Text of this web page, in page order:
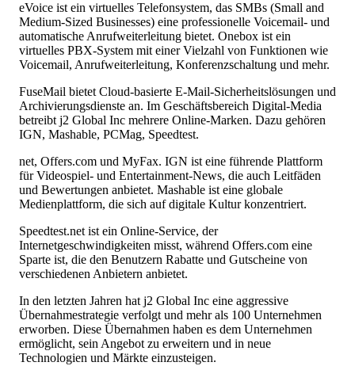
eVoice ist ein virtuelles Telefonsystem, das SMBs (Small and
Medium-Sized Businesses) eine professionelle Voicemail- und
automatische Anrufweiterleitung bietet. Onebox ist ein
virtuelles PBX-System mit einer Vielzahl von Funktionen wie
Voicemail, Anrufweiterleitung, Konferenzschaltung und mehr.
FuseMail bietet Cloud-basierte E-Mail-Sicherheitslösungen und
Archivierungsdienste an. Im Geschäftsbereich Digital-Media
betreibt j2 Global Inc mehrere Online-Marken. Dazu gehören
IGN, Mashable, PCMag, Speedtest.
net, Offers.com und MyFax. IGN ist eine führende Plattform
für Videospiel- und Entertainment-News, die auch Leitfäden
und Bewertungen anbietet. Mashable ist eine globale
Medienplattform, die sich auf digitale Kultur konzentriert.
Speedtest.net ist ein Online-Service, der
Internetgeschwindigkeiten misst, während Offers.com eine
Sparte ist, die den Benutzern Rabatte und Gutscheine von
verschiedenen Anbietern anbietet.
In den letzten Jahren hat j2 Global Inc eine aggressive
Übernahmestrategie verfolgt und mehr als 100 Unternehmen
erworben. Diese Übernahmen haben es dem Unternehmen
ermöglicht, sein Angebot zu erweitern und in neue
Technologien und Märkte einzusteigen.